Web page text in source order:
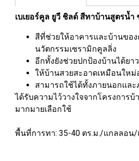
เบเยอร์คูล ยูวี ชิลด์ สีทาบ้านสูตรน้ำ
สีที่ช่วยให้อาคารและบ้านขอ
นวัตกรรมเซรามิกคูลลิ่ง
อีกทั้งยังช่วยปกป้องบ้านได้ยา
ให้บ้านสวยสะอาดเหมือนใหม่
สามารถใช้ได้ทั้งภายนอกและ
ได้รับความไว้วางใจจากโครงการ
มากมายเลือกใช้
พื้นที่การทา: 35-40 ตร.ม./แกลลอน/